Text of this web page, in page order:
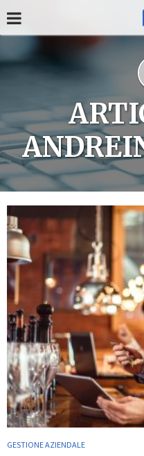
GESTIONE AZIENDALE